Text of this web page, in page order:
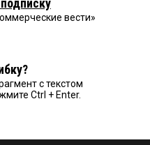
вести»
с текстом
Ctrl + Enter.